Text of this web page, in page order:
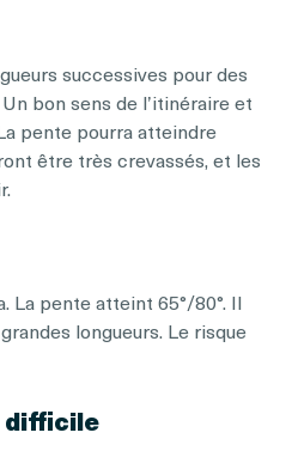
successives pour des
bon sens de l’itinéraire et
pente pourra atteindre
être très crevassés, et les
La pente atteint 65°/80°. Il
longueurs. Le risque
difficile